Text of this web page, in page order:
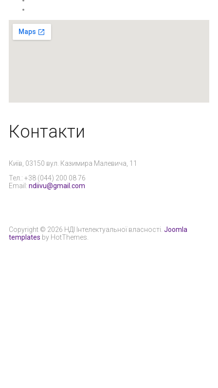
Контакти
Київ, 03150 вул. Казимира Малевича, 11
Тел.: +38 (044) 200 08 76
Email: ndiivu@gmail.com
Copyright © 2026 НДІ Інтелектуальної власності. Joomla
templates by HotThemes.